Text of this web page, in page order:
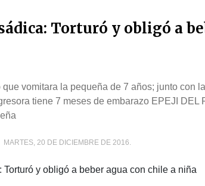
Torturó y obligó a
vomitara la pequeña de 7 años; junto con
tiene 7 meses de embarazo EPEJI DEL
MARTES, 20 DE DICIEMBRE DE 2016.